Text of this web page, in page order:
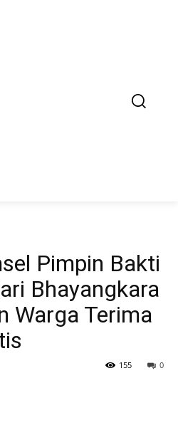
Pimpin Bakti
Bhayangkara
Warga Terima
0
155